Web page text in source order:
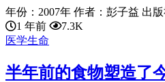
年份：2007年 作者：彭子益 出
1 年前
7.3K
医学生命
半年前的食物塑造了